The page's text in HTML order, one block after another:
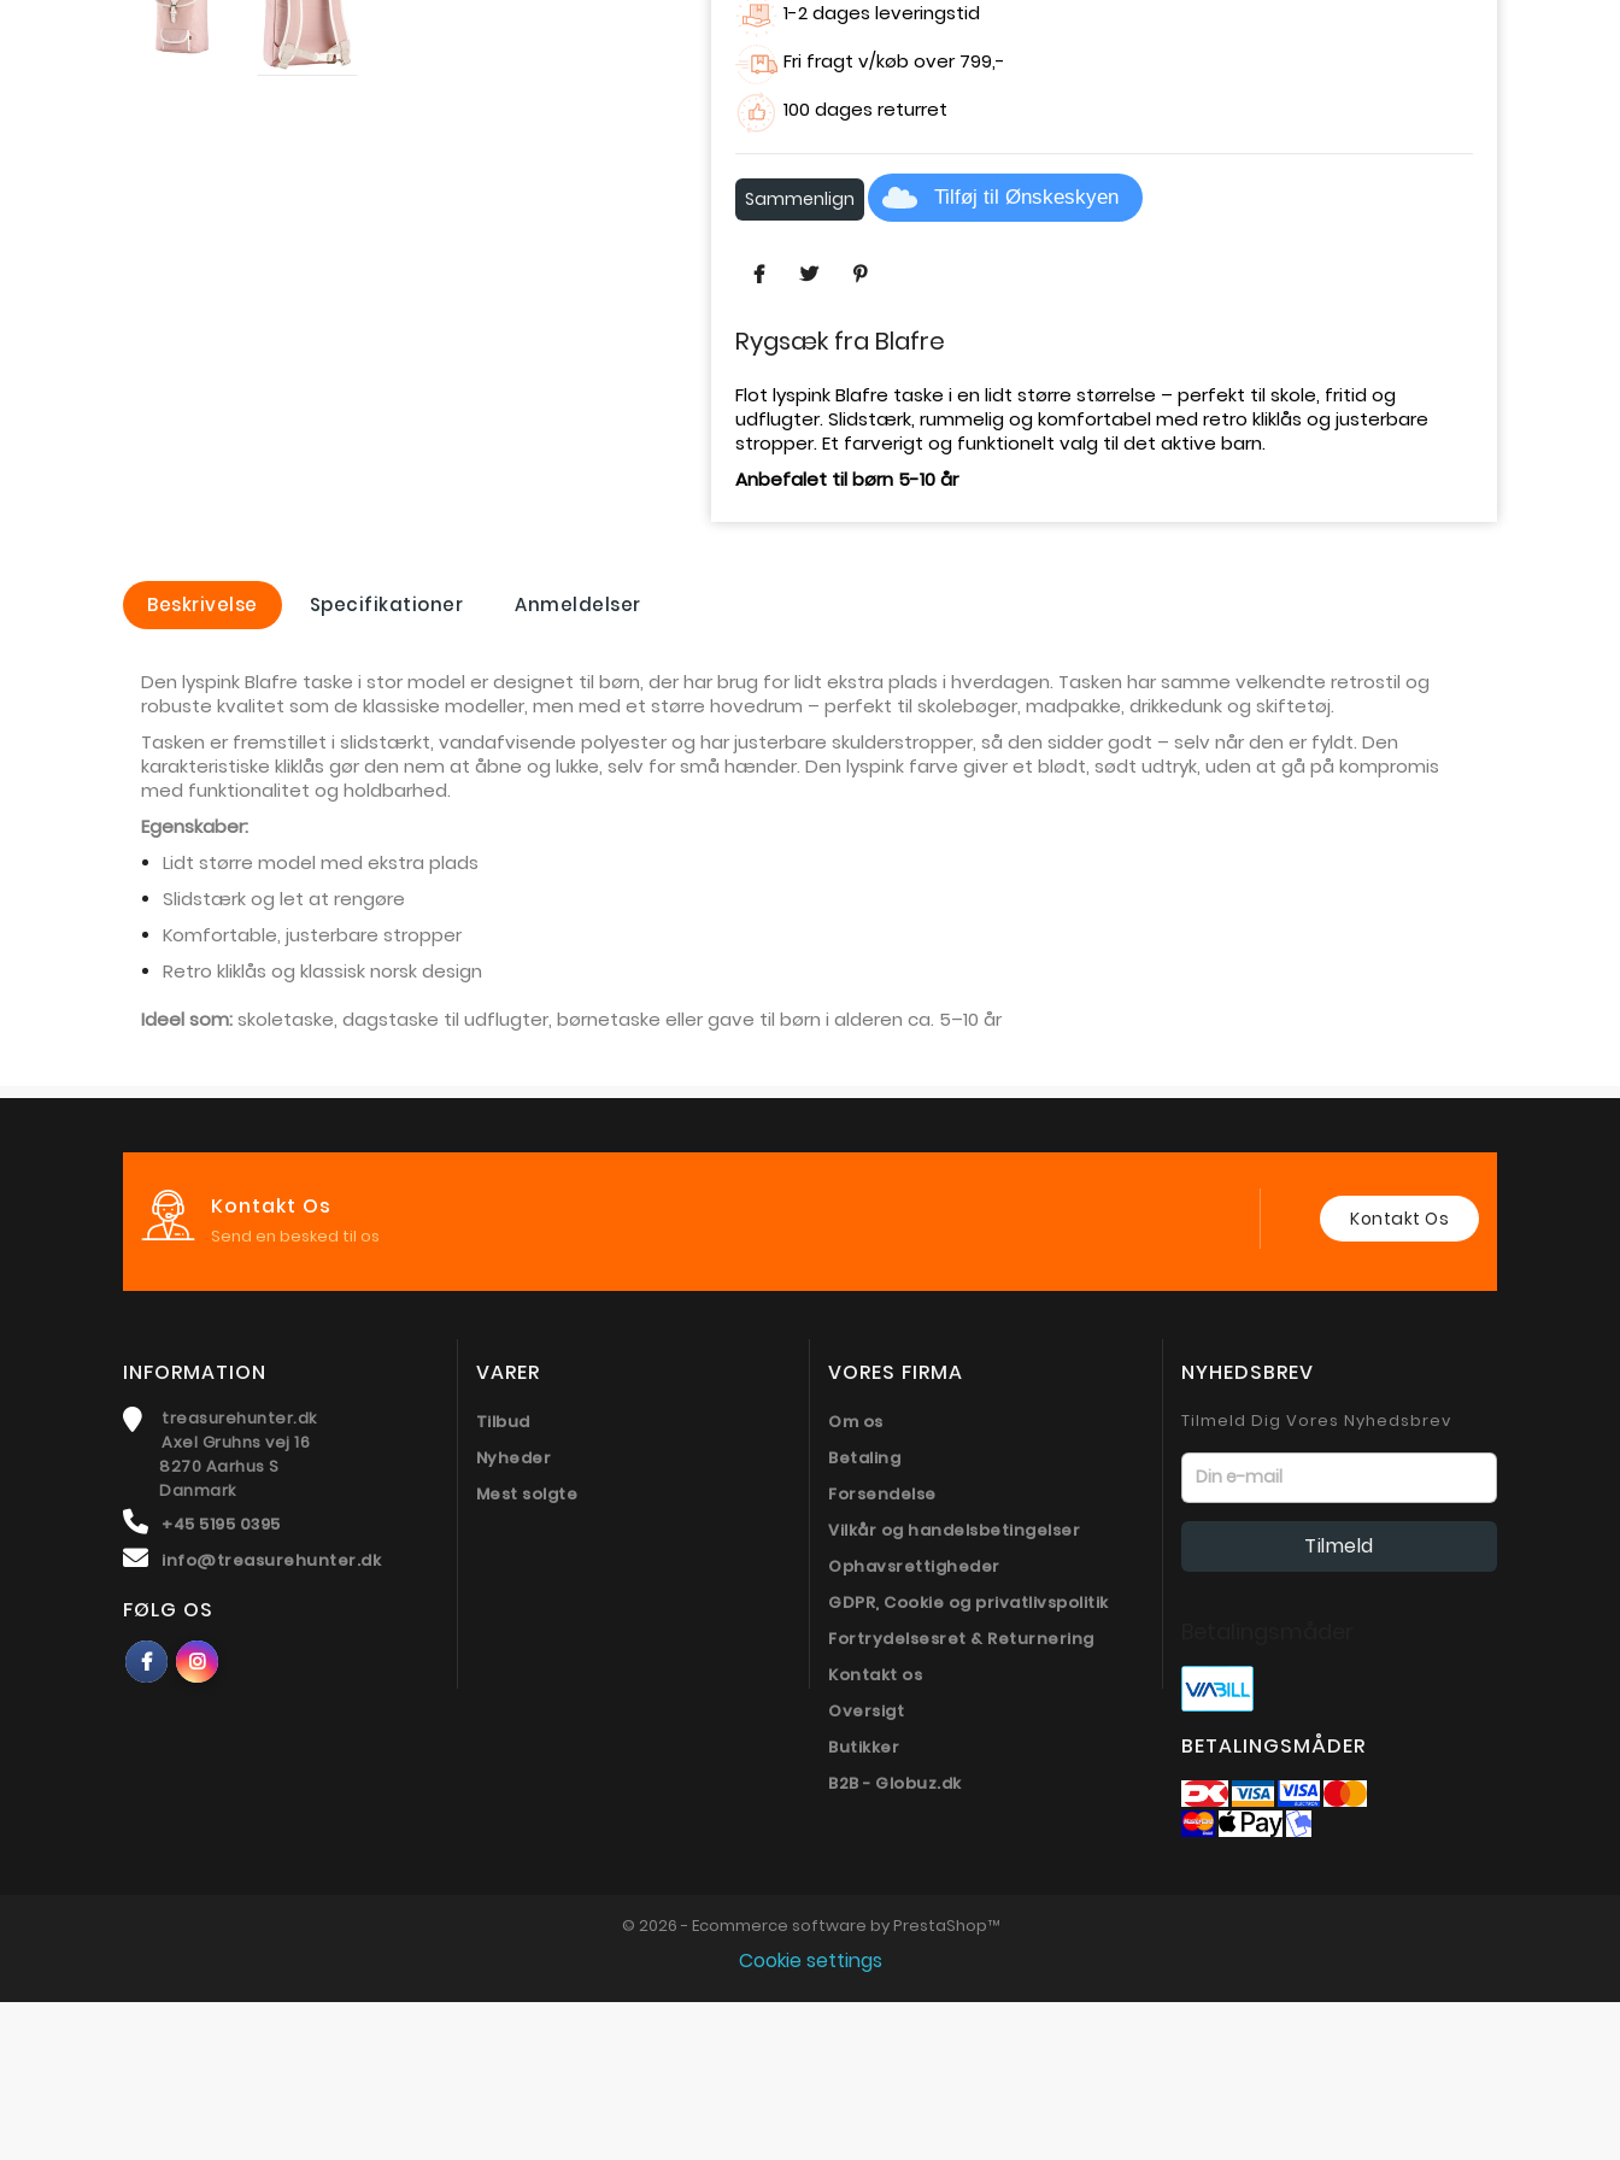
1-2 dages leveringstid
Fri fragt v/køb over 799,-
100 dages returret
Sammenlign Tilføj til Ønskeskyen
Rygsæk fra Blafre
Flot lyspink Blafre taske i en lidt større størrelse – perfekt til skole, fritid og
udflugter. Slidstærk, rummelig og komfortabel med retro kliklås og justerbare
stropper. Et farverigt og funktionelt valg til det aktive barn.
Anbefalet til børn 5-10 år
Beskrivelse Specifikationer Anmeldelser
Den lyspink Blafre taske i stor model er designet til børn, der har brug for lidt ekstra plads i hverdagen. Tasken har samme velkendte retrostil og
robuste kvalitet som de klassiske modeller, men med et større hovedrum – perfekt til skolebøger, madpakke, drikkedunk og skiftetøj.
Tasken er fremstillet i slidstærkt, vandafvisende polyester og har justerbare skulderstropper, så den sidder godt – selv når den er fyldt. Den
karakteristiske kliklås gør den nem at åbne og lukke, selv for små hænder. Den lyspink farve giver et blødt, sødt udtryk, uden at gå på kompromis
med funktionalitet og holdbarhed.
Egenskaber:
Lidt større model med ekstra plads
Slidstærk og let at rengøre
Komfortable, justerbare stropper
Retro kliklås og klassisk norsk design
Ideel som:skoletaske, dagstaske til udflugter, børnetaske eller gave til børn i alderen ca. 5–10 år
Kontakt Os
Send en besked til os
Kontakt Os
INFORMATION
treasurehunter.dk
Axel Gruhns vej 16
8270 Aarhus S
Danmark
+45 5195 0395
info@treasurehunter.dk
FØLG OS
VARER
Tilbud
Nyheder
Mest solgte
VORES FIRMA
Om os
Betaling
Forsendelse
Vilkår og handelsbetingelser
Ophavsrettigheder
GDPR, Cookie og privatlivspolitik
Fortrydelsesret & Returnering
Kontakt os
Oversigt
Butikker
B2B - Globuz.dk
NYHEDSBREV
Tilmeld Dig Vores Nyhedsbrev
BETALINGSMÅDER
© 2026 - Ecommerce software by PrestaShop™
Cookie settings